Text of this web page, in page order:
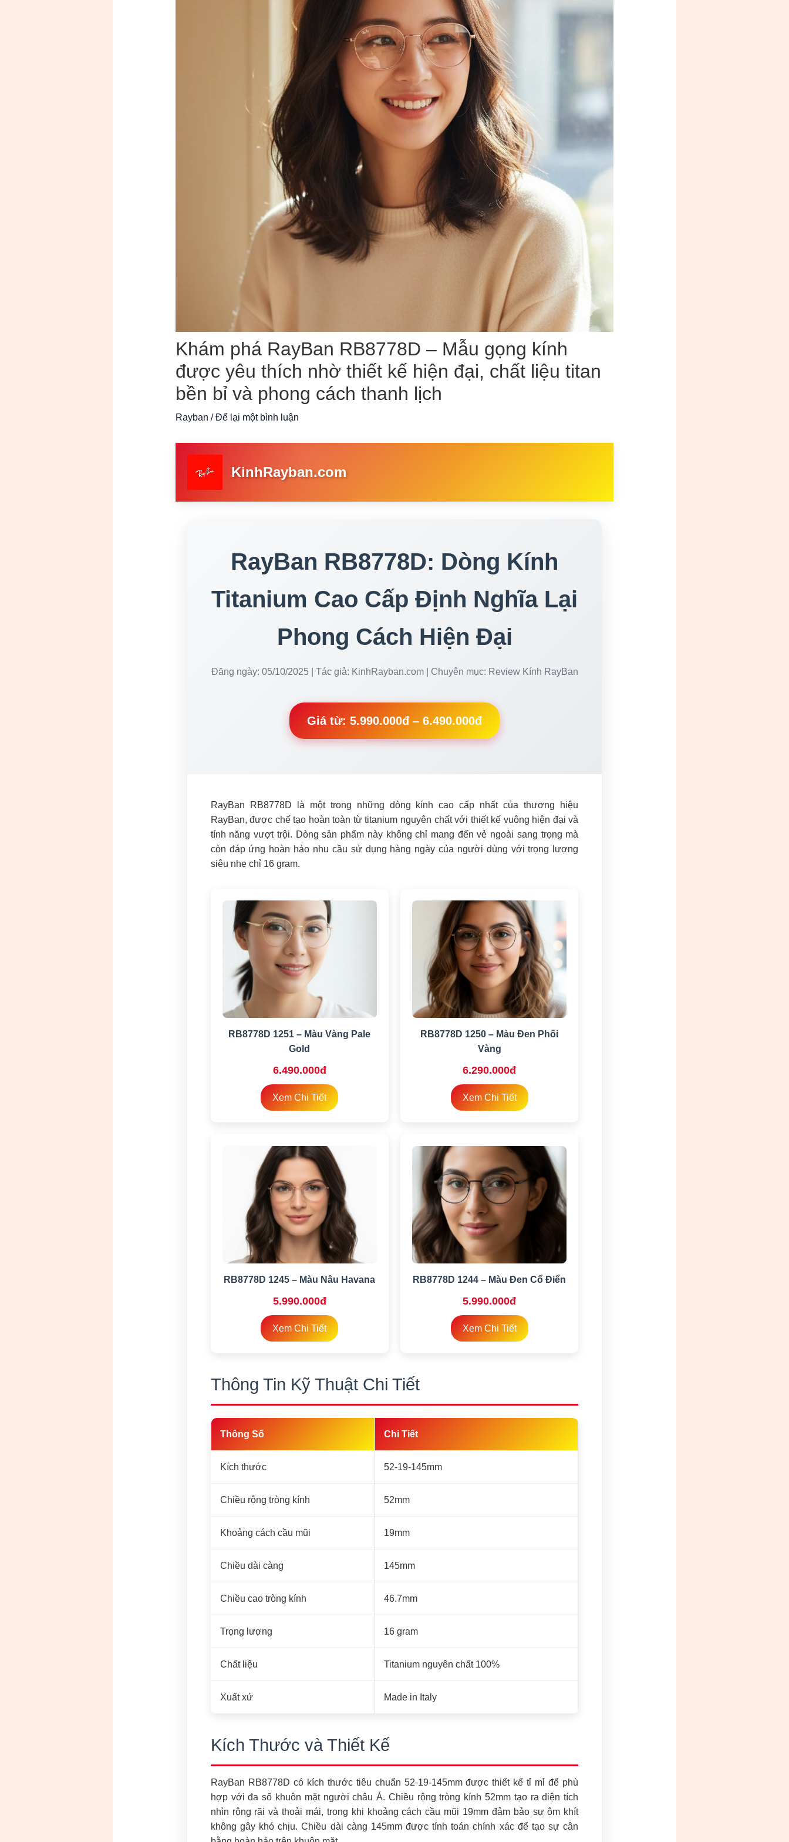
Khám phá RayBan RB8778D – Mẫu gọng kính
được yêu thích nhờ thiết kế hiện đại, chất liệu titan
bền bỉ và phong cách thanh lịch
Rayban /Để lại một bình luận
KinhRayban.com
RayBan RB8778D: Dòng Kính
Titanium Cao Cấp Định Nghĩa Lại
Phong Cách Hiện Đại
Đăng ngày: 05/10/2025 | Tác giả: KinhRayban.com | Chuyên mục: Review Kính RayBan
Giá từ: 5.990.000đ – 6.490.000đ
RayBan RB8778D là một trong những dòng kính cao cấp nhất của thương hiệu
RayBan, được chế tạo hoàn toàn từ titanium nguyên chất với thiết kế vuông hiện đại và
tính năng vượt trội. Dòng sản phẩm này không chỉ mang đến vẻ ngoài sang trọng mà
còn đáp ứng hoàn hảo nhu cầu sử dụng hàng ngày của người dùng với trọng lượng
siêu nhẹ chỉ 16 gram.
RB8778D 1251 – Màu Vàng Pale
Gold
6.490.000đ
Xem Chi Tiết
RB8778D 1250 – Màu Đen Phối
Vàng
6.290.000đ
Xem Chi Tiết
RB8778D 1245 – Màu Nâu Havana
5.990.000đ
Xem Chi Tiết
RB8778D 1244 – Màu Đen Cổ Điển
5.990.000đ
Xem Chi Tiết
Thông Tin Kỹ Thuật Chi Tiết
Thông Số Chi Tiết
Kích thước 52-19-145mm
Chiều rộng tròng kính 52mm
Khoảng cách cầu mũi 19mm
Chiều dài càng 145mm
Chiều cao tròng kính 46.7mm
Trọng lượng 16 gram
Chất liệu Titanium nguyên chất 100%
Xuất xứ Made in Italy
Kích Thước và Thiết Kế
RayBan RB8778D có kích thước tiêu chuẩn 52-19-145mm được thiết kế tỉ mỉ để phù
hợp với đa số khuôn mặt người châu Á. Chiều rộng tròng kính 52mm tạo ra diện tích
nhìn rộng rãi và thoải mái, trong khi khoảng cách cầu mũi 19mm đảm bảo sự ôm khít
không gây khó chịu. Chiều dài càng 145mm được tính toán chính xác để tạo sự cân